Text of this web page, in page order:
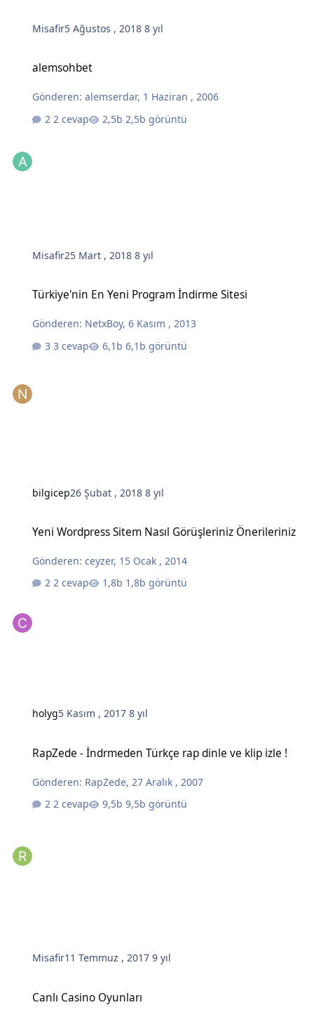
Misafir5 Ağustos , 20188 yıl
alemsohbet
Gönderen:alemserdar, 1 Haziran , 2006
2 cevap
2,5b görüntü
Misafir25 Mart , 20188 yıl
Türkiye'nin En Yeni Program İndirme Sitesi
Gönderen: NetxBoy,6 Kasım , 2013
3 cevap
6,1b görüntü
bilgicep26 Şubat , 20188 yıl
Yeni Wordpress Sitem Nasıl Görüşleriniz Önerileriniz
Gönderen:ceyzer, 15 Ocak , 2014
2 cevap
1,8b görüntü
holyg5 Kasım , 20178 yıl
RapZede - İndrmeden Türkçe rap dinle ve klip izle !
Gönderen: RapZede, 27 Aralık , 2007
2 cevap
9,5b görüntü
Misafir11 Temmuz , 20179 yıl
Canlı Casino Oyunları